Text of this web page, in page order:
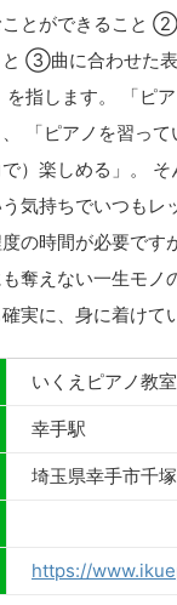
ことができること
と ③曲に合わせた
を指します。 「ピ
「ピアノを習っ
）楽しめる」。 そ
気持ちでいつもレ
度の時間が必要です
奪えない一生モノ
実に、身に着けて
いくえピアノ教室
幸手駅
埼玉県幸手市千塚
https://